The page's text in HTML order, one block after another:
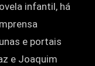
infantil, há
e portais
e Joaquim